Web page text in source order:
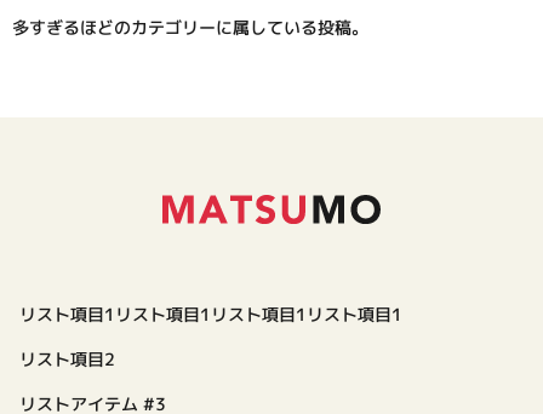
多すぎるほどのカテゴリーに属している投稿。
リスト項目1リスト項目1リスト項目1リスト項目1
リスト項目2
リストアイテム #3